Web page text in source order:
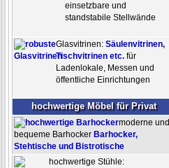
einsetzbare und
standstabile Stellwände
Glasvitrinen: Säulenvitrinen,
Tischvitrinen etc. für
Ladenlokale, Messen und
öffentliche Einrichtungen
hochwertige Möbel für Privat
moderne und
bequeme Barhocker Barhocker,
Stehtische und Bistrotische
hochwertige Stühle: